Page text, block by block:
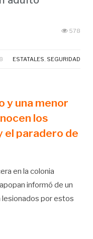
578
ESTATALES SEGURIDAD
y una menor
los
el paradero de
en la colonia
informó de un
lesionados por estos